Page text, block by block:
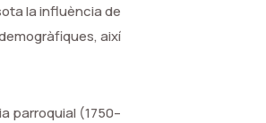
la influència de
així
parroquial (1750–